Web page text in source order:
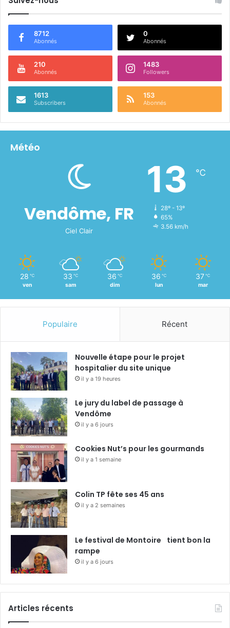
8712
Abonnés
0
Abonnés
210
Abonnés
1483
Followers
1613
Subscribers
153
Abonnés
Météo
Vendôme, FR
Ciel Clair
13 ℃
28º - 13º
65%
3.56 km/h
28 ℃
ven
33 ℃
sam
36 ℃
dim
36 ℃
lun
37 ℃
mar
Populaire Récent
Nouvelle étape pour le projet
hospitalier du site unique
il y a 19 heures
Le jury du label de passage à
Vendôme
il y a 6 jours
Cookies Nut’s pour les gourmands
il y a 1 semaine
Colin TP fête ses 45 ans
il y a 2 semaines
Le festival de Montoire tient bon la
rampe
il y a 6 jours
Articles récents